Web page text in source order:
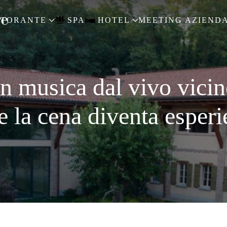
SPA HOTEL MEETING
musica dal vivo
la cena diventa